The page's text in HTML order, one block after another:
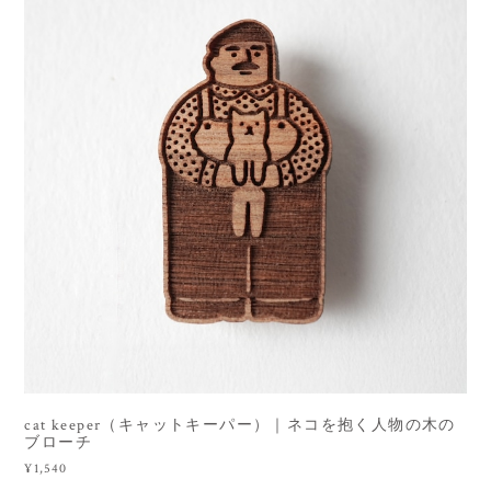
cat keeper（キャットキーパー）｜ネコを抱く人物の木の
ブローチ
¥1,540